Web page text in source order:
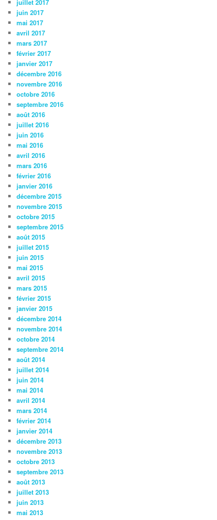
juillet 2017
juin 2017
mai 2017
avril 2017
mars 2017
février 2017
janvier 2017
décembre 2016
novembre 2016
octobre 2016
septembre 2016
août 2016
juillet 2016
juin 2016
mai 2016
avril 2016
mars 2016
février 2016
janvier 2016
décembre 2015
novembre 2015
octobre 2015
septembre 2015
août 2015
juillet 2015
juin 2015
mai 2015
avril 2015
mars 2015
février 2015
janvier 2015
décembre 2014
novembre 2014
octobre 2014
septembre 2014
août 2014
juillet 2014
juin 2014
mai 2014
avril 2014
mars 2014
février 2014
janvier 2014
décembre 2013
novembre 2013
octobre 2013
septembre 2013
août 2013
juillet 2013
juin 2013
mai 2013